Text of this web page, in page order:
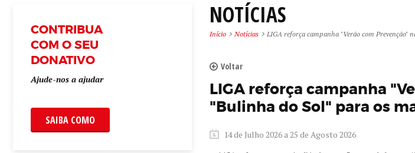
CONTRIBUA
COM O SEU
DONATIVO
Ajude-nos a ajudar
SAIBA COMO
NOTÍCIAS
Início Notícias LIGA reforça campanha "Verão com Prevenção"
Voltar
LIGA reforça campanha
"Bulinha do Sol" para os
14 de Julho 2026 a 25 de Agosto 2026